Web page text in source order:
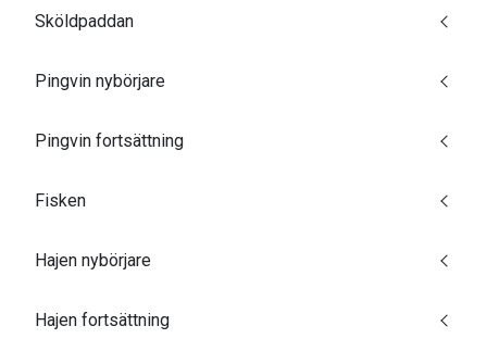
Sköldpaddan
Pingvin nybörjare
Pingvin fortsättning
Fisken
Hajen nybörjare
Hajen fortsättning